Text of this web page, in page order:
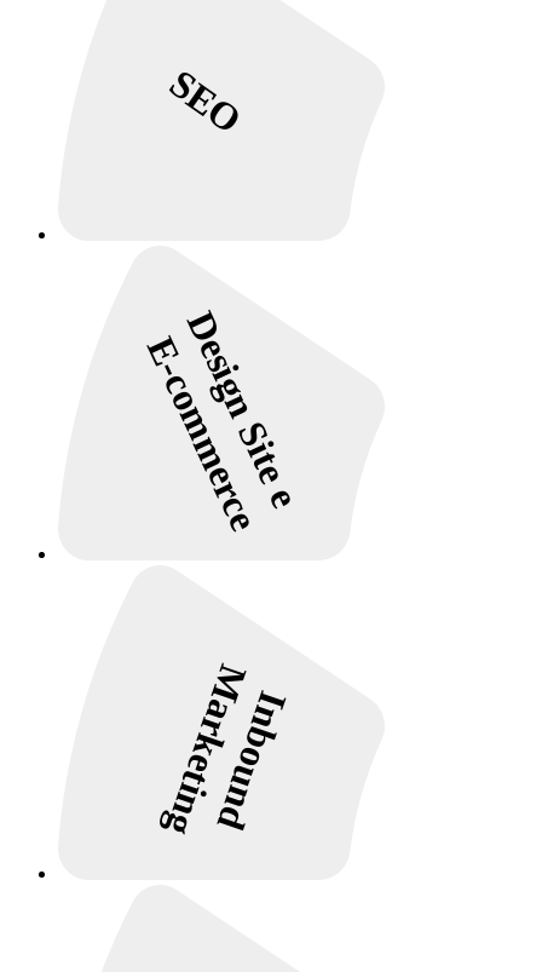
SEO
Design Site e
E-commerce
Inbound
Marketing